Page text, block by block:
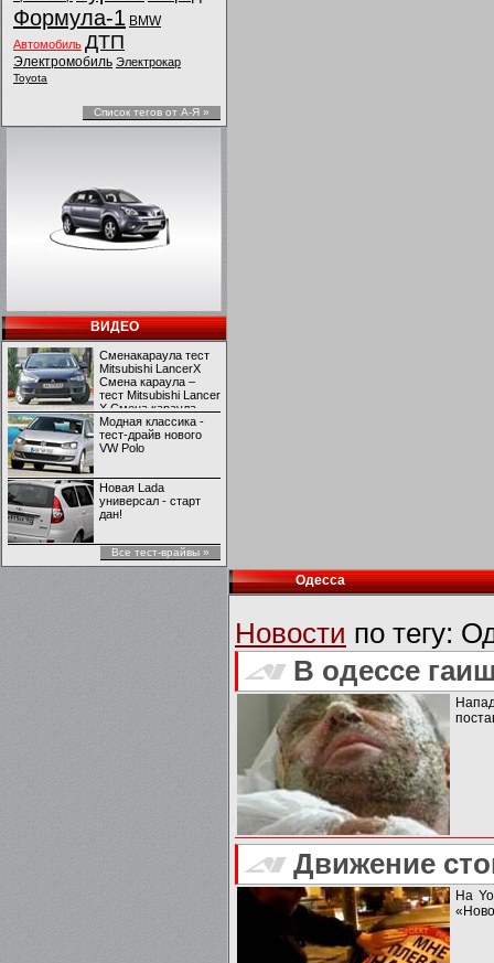
Формула-1 BMW
Автомобиль ДТП
Электромобиль Электрокар
Toyota
Список тегов от А-Я »
ВИДЕО
Сменакараула тест
Mitsubishi LancerX
Смена караула –
тест Mitsubishi Lancer
X Смена караула –
тест Mitsubishi Lancer
X
Модная классика -
тест-драйв нового
VW Polo
Новая Lada
универсал - старт
дан!
Все тест-врайвы »
Одесса
Новости по тегу:
В одессе
Движение
На